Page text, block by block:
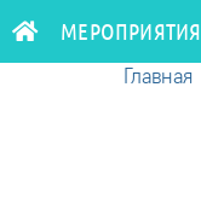
МЕРОПРИЯТИЯ
Главная